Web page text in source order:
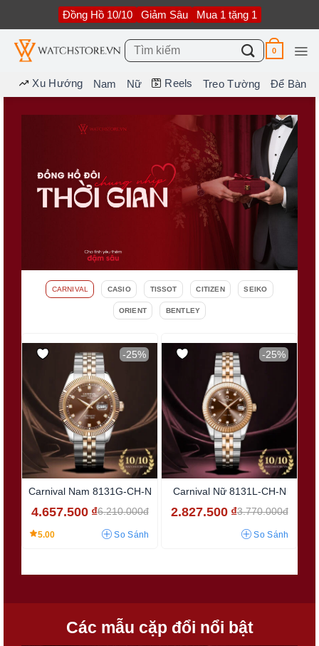
nội
dung
Đồng Hồ 10/10 Giảm Sâu Mua 1 tặng 1
Tìm
kiếm:
0
Xu Hướng Nam Nữ Reels Treo Tường Để Bàn
CARNIVAL CASIO TISSOT CITIZEN SEIKO
ORIENT BENTLEY
-25%
Carnival Nam 8131G-CH-N
4.657.500 ₫6.210.000đ
5.00 So Sánh
-25%
Carnival Nữ 8131L-CH-N
2.827.500 ₫3.770.000đ
So Sánh
Các mẫu cặp đổi nổi bật